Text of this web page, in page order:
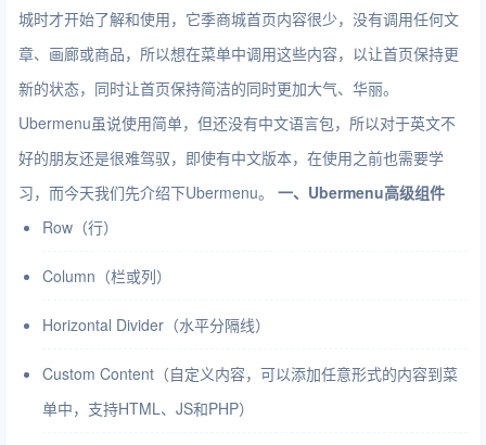
城时才开始了解和使用， 它季商城首页内容很少，没有调用任何文
章、画廊或商品，所以想在菜单中调用这些内容，以让首页保持更
新的状态，同时让首页保持简洁的同时更加大气、华丽。
Ubermenu虽说使用简单，但还没有中文语言包，所以对于英文不
好的朋友还是很难驾驭，即使有中文版本，在使用之前也需要学
习，而今天我们先介绍下Ubermenu。一、Ubermenu高级组件
Row（行）
Column（栏或列）
Horizontal Divider（水平分隔线）
Custom Content（自定义内容，可以添加任意形式的内容到菜
单中，支持HTML、JS和PHP）